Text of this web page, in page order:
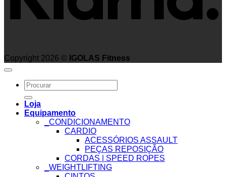
Copyright 2026 © IGOLAS Fitness
Search
for:
Loja
Equipamento
_CONDICIONAMENTO
CARDIO
ACESSÓRIOS ASSAULT
PEÇAS REPOSIÇÃO
CORDAS | SPEED ROPES
_WEIGHTLIFTING